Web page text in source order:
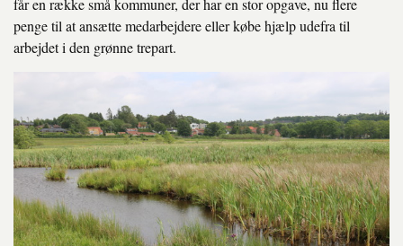
n
får en række små kommuner, der har en stor opgave, nu flere
penge til at ansætte medarbejdere eller købe hjælp udefra til
arbejdet i den grønne trepart.